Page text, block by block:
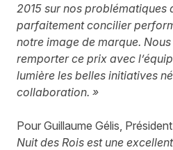
2015 sur nos problématiques
parfaitement concilier
notre image de marque.
remporter ce prix avec
lumière les belles initiatives
collaboration. »
Pour Guillaume Gélis, Président
Nuit des Rois est une